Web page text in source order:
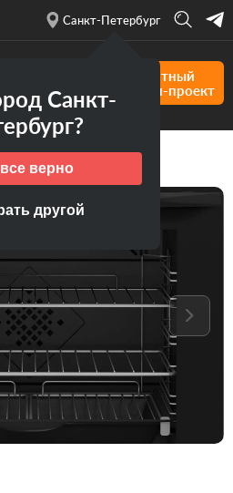
Санкт-Петербург
Санкт-
верно
другой
Бесплатный
дизайн-проект